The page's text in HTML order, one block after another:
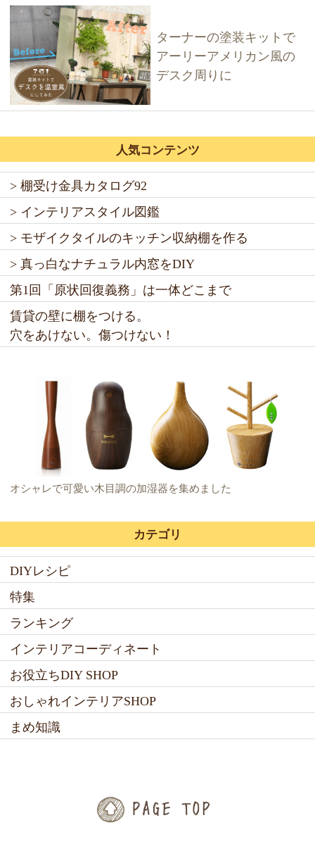
ターナーの塗装キットで
アーリーアメリカン風の
デスク周りに
人気コンテンツ
> 棚受け金具カタログ92
> インテリアスタイル図鑑
> モザイクタイルのキッチン収納棚を作る
> 真っ白なナチュラル内窓をDIY
第1回「原状回復義務」は一体どこまで
賃貸の壁に棚をつける。
穴をあけない。傷つけない！
オシャレで可愛い木目調の加湿器を集めました
カテゴリ
DIYレシピ
特集
ランキング
インテリアコーディネート
お役立ちDIY SHOP
おしゃれインテリアSHOP
まめ知識